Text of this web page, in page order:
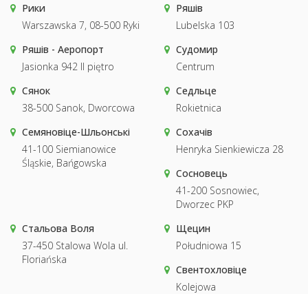
Рики
Warszawska 7, 08-500 Ryki
Ряшів
Lubelska 103
Ряшів - Аеропорт
Jasionka 942 II piętro
Судомир
Centrum
Сянок
38-500 Sanok, Dworcowa
Седльце
Rokietnica
Семяновіце-Шльонські
41-100 Siemianowice
Śląskie, Bańgowska
Сохачів
Henryka Sienkiewicza 28
Сосновець
41-200 Sosnowiec,
Dworzec PKP
Стальова Воля
37-450 Stalowa Wola ul.
Floriańska
Щецин
Południowa 15
Свентохловіце
Kolejowa